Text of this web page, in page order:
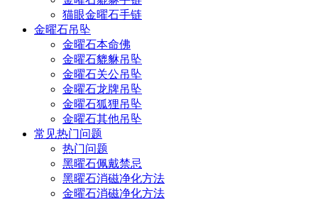
猫眼金曜石手链
金曜石吊坠
金曜石本命佛
金曜石貔貅吊坠
金曜石关公吊坠
金曜石龙牌吊坠
金曜石狐狸吊坠
金曜石其他吊坠
常见热门问题
热门问题
黑曜石佩戴禁忌
黑曜石消磁净化方法
金曜石消磁净化方法